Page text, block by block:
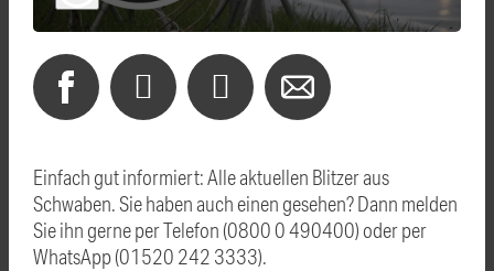
Einfach gut informiert: Alle aktuellen Blitzer aus
Schwaben. Sie haben auch einen gesehen? Dann melden
Sie ihn gerne per Telefon (0800 0 490400) oder per
WhatsApp (01520 242 3333).